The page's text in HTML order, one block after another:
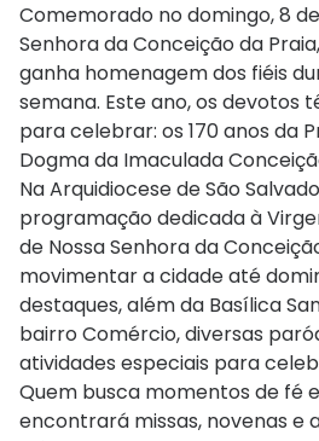
Comemorado no domingo, 8
Senhora da Conceição da
ganha homenagem dos fiéis
semana. Este ano, os devotos
para celebrar: os 170 anos da
Dogma da Imaculada
Na Arquidiocese de São
programação dedicada à
de Nossa Senhora da
movimentar a cidade até
destaques, além da Basílica
bairro Comércio, diversas
atividades especiais para
Quem busca momentos de fé
encontrará missas, novenas e